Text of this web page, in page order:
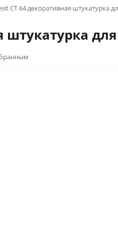
CT 64 декоративная штукатурка
штукатурка